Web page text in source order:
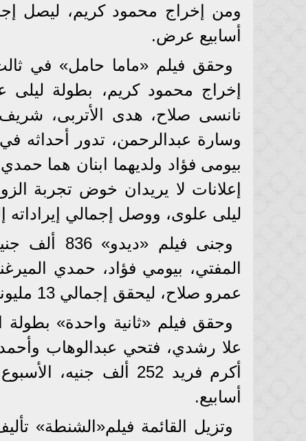
أسابيع عرض.
إخراج محمود كريم، بطولة ليلى
نانسى صلاح، هدى الأتربى،
وسارة عبدالرحمن، تدور أحداثه
بيومى فؤاد ولديهما ابنان هما
إعلانات لا يريدان خوض تجربة
ليلى علوى، ووصل إجمالي إيراداته إلى 3 مليون و514 ألف
وجنى
المفتي، بيومي فؤاد، حمدي
عمرو صلاح، ليحقق إجمالي 13 مليونا و362 ألف جنيه، في 6 أسابيع.
وحقق فيلم «ثانية واحدة» بطولة
علا رشدي، فتحي عبدالوهاب
أسابيع.
وتزيل القائمة فيلم«الشنطة»